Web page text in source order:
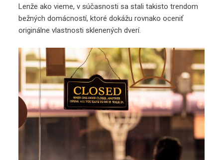
Lenže ako vieme, v súčasnosti sa stali takisto trendom
bežných domácností, ktoré dokážu rovnako oceniť
originálne vlastnosti sklenených dverí.